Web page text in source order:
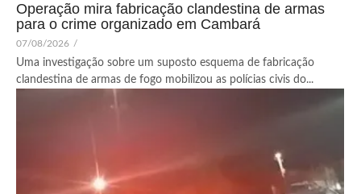
Operação mira fabricação clandestina de armas
para o crime organizado em Cambará
07/08/2026 /
Uma investigação sobre um suposto esquema de fabricação
clandestina de armas de fogo mobilizou as polícias civis do...